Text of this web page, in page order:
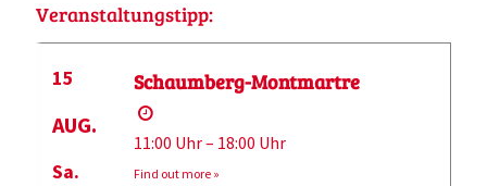
Veranstaltungstipp:
15
AUG.
Sa.
Schaumberg-Montmartre
11:00 Uhr – 18:00 Uhr
Find out more »